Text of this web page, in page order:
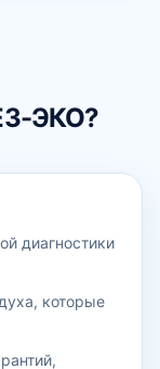
ЭКО?
диагностики
которые